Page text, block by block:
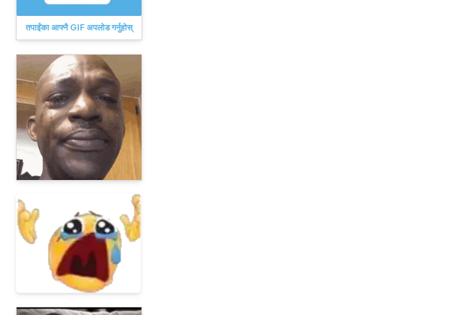
तपाईंका आफ्नै GIF अपलोड गर्नुहोस्